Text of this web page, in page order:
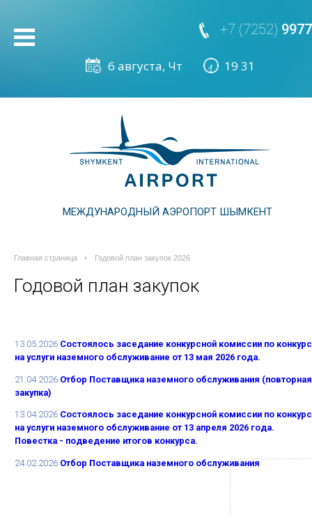
+7 (7252)
МЕЖДУНАРОДНЫЙ АЭРОПОРТ ШЫМКЕНТ
Главная страница Годовой план закупок 2026
Годовой план закупок
13.05.2026 Состоялось заседание конкурсной комиссии по
на услуги наземного обслуживание от 13 мая 2026 года.
21.04.2026 Отбор Поставщика наземного обслуживания (повторная
закупка)
13.04.2026 Состоялось заседание конкурсной комиссии по
на услуги наземного обслуживание от 13 апреля 2026 года.
Повестка - подведение итогов конкурса.
24.02.2026 Отбор Поставщика наземного обслуживания